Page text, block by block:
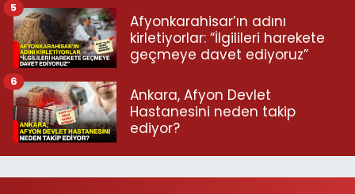
Afyonkarahisar’ın adını
kirletiyorlar: “İlgilileri harekete
geçmeye davet ediyoruz”
5
Ankara, Afyon Devlet
Hastanesini neden takip
ediyor?
6